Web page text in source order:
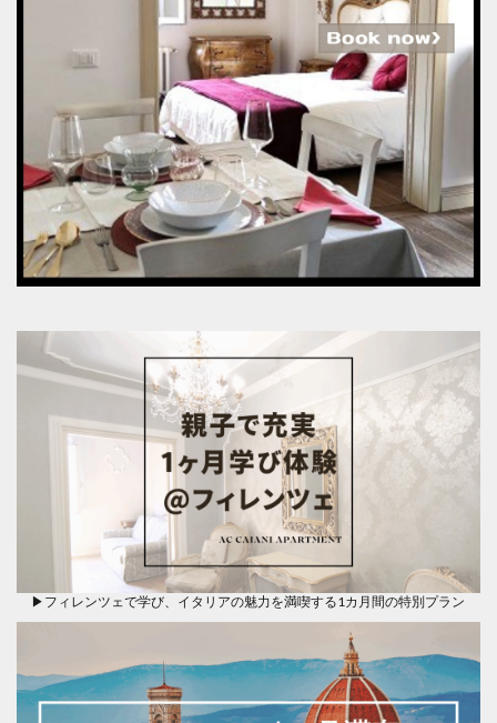
▶フィレンツェで学び、イタリアの魅力を満喫する1カ月間の特別プラン